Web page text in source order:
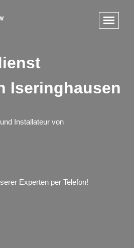
Iseringhausen
Installateur von
Experten per Telefon!